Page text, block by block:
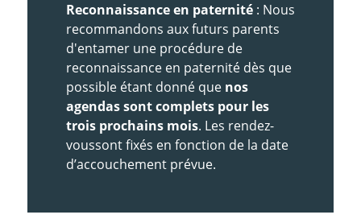
Reconnaissance en paternité : Nous
recommandons aux futurs parents
d'entamer une procédure de
reconnaissance en paternité dès que
possible étant donné que nos
agendas sont complets pour les
trois prochains mois. Les rendez-
voussont fixés en fonction de la date
d’accouchement prévue.